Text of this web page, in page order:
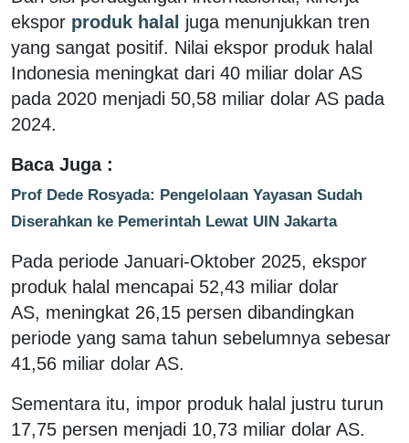
ekspor produk halal juga menunjukkan tren
yang sangat positif. Nilai ekspor produk halal
Indonesia meningkat dari 40 miliar dolar AS
pada 2020 menjadi 50,58 miliar dolar AS pada
2024.
Baca Juga :
Prof Dede Rosyada: Pengelolaan Yayasan Sudah
Diserahkan ke Pemerintah Lewat UIN Jakarta
Pada periode Januari-Oktober 2025, ekspor
produk halal mencapai 52,43 miliar dolar
AS, meningkat 26,15 persen dibandingkan
periode yang sama tahun sebelumnya sebesar
41,56 miliar dolar AS.
Sementara itu, impor produk halal justru turun
17,75 persen menjadi 10,73 miliar dolar AS.